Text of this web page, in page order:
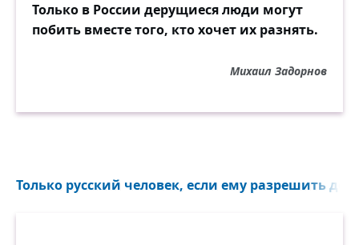
Только в России дерущиеся люди могут
побить вместе того, кто хочет их разнять.
Михаил Задорнов
Только русский человек, если ему разрешить